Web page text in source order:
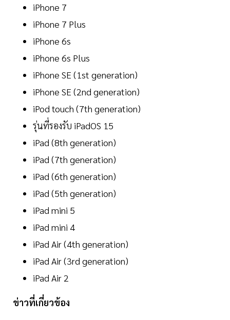
‌iPhone‌ 7
‌iPhone‌ 7 Plus
‌iPhone‌ 6s
‌iPhone‌ 6s Plus
‌iPhone SE‌ (1st generation)
‌iPhone SE‌ (2nd generation)
iPod touch (7th generation)
รุ่นที่รองรับ iPadOS 15
‌iPad‌‌ (8th generation)
‌iPad‌‌ (7th generation)
‌iPad‌‌ (6th generation)
‌iPad‌‌ (5th generation)
‌‌iPad‌‌ mini 5
‌‌iPad‌‌ mini 4
iPad Air (4th generation)
‌iPad Air‌ (3rd generation)
‌‌iPad‌‌ Air 2
ข่าวที่เกี่ยวข้อง